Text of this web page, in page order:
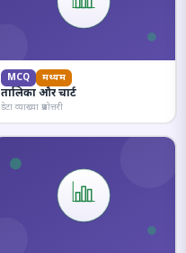
MCQ मध्यम
तालिका और चार्ट
डेटा व्याख्या प्रश्नोत्तरी